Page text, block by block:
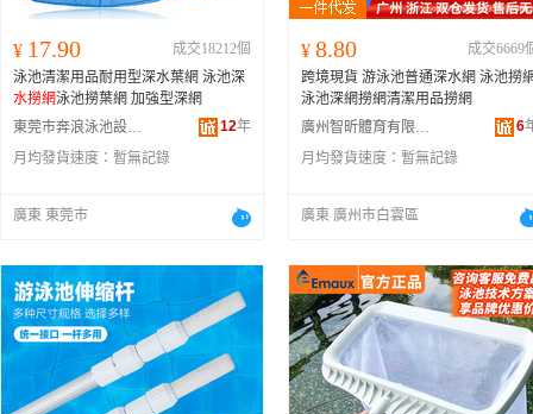
¥ 17.90
成交18212個
泳池清潔用品耐用型深水葉網 泳池深
水撈網泳池撈葉網 加強型深網
東莞市奔浪泳池設備有限公司
12年
月均發貨速度： 暫無記錄
廣東 東莞市
¥ 8.80
成交6669
跨境現貨 游泳池普通深水網 泳池撈
泳池深網撈網清潔用品撈網
廣州智昕體育有限公司
6
月均發貨速度： 暫無記錄
廣東 廣州市白雲區